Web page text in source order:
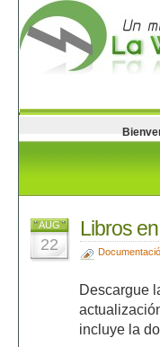
AUG
22
Libros
Descargue
incluye la